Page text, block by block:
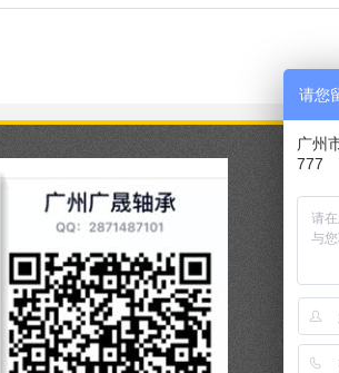
请您
广州
777